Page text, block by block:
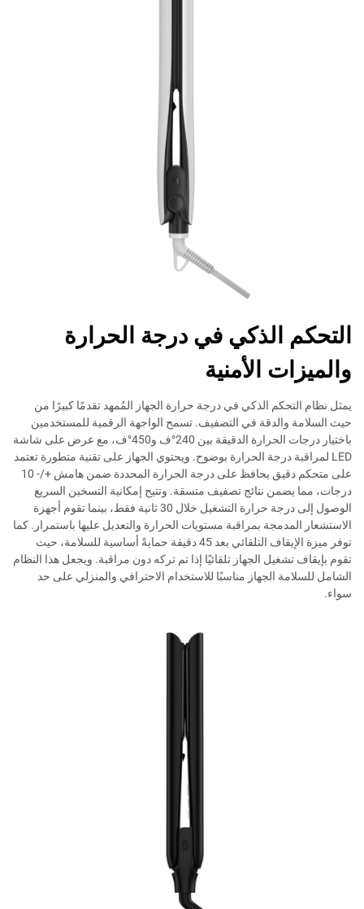
التحكم الذكي في درجة الحرارة
والميزات الأمنية
يمثل نظام التحكم الذكي في درجة حرارة الجهاز المُمهد تقدمًا كبيرًا من
حيث السلامة والدقة في التصفيف. تسمح الواجهة الرقمية للمستخدمين
باختيار درجات الحرارة الدقيقة بين 240°ف و450°ف، مع عرض على شاشة
LED لمراقبة درجة الحرارة بوضوح. ويحتوي الجهاز على تقنية متطورة تعتمد
على متحكم دقيق يحافظ على درجة الحرارة المحددة ضمن هامش +/- 10
درجات، مما يضمن نتائج تصفيف متسقة. وتتيح إمكانية التسخين السريع
الوصول إلى درجة حرارة التشغيل خلال 30 ثانية فقط، بينما تقوم أجهزة
الاستشعار المدمجة بمراقبة مستويات الحرارة والتعديل عليها باستمرار. كما
توفر ميزة الإيقاف التلقائي بعد 45 دقيقة حمايةً أساسية للسلامة، حيث
تقوم بإيقاف تشغيل الجهاز تلقائيًا إذا تم تركه دون مراقبة. ويجعل هذا النظام
الشامل للسلامة الجهاز مناسبًا للاستخدام الاحترافي والمنزلي على حد
سواء.